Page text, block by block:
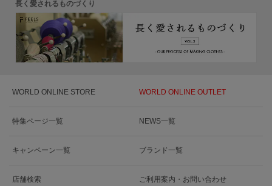
長く愛されるものづくり
WORLD ONLINE STORE WORLD ONLINE OUTLET
特集ページ一覧 NEWS一覧
キャンペーン一覧 ブランド一覧
店舗検索 ご利用案内・お問い合わせ